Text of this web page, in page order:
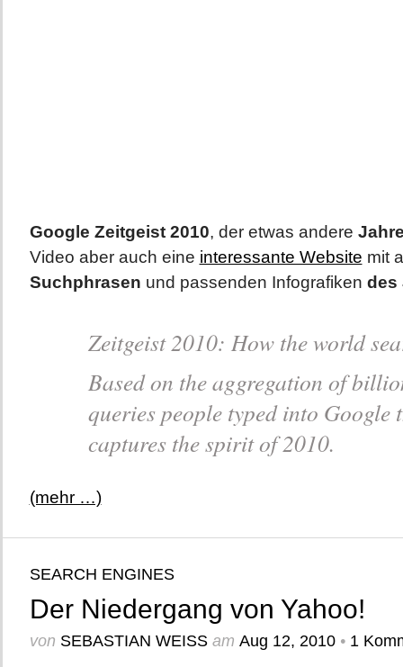
Google Zeitgeist 2010, der etwas andere
Video aber auch eine interessante Website mit
Suchphrasen und passenden Infografiken des
Zeitgeist 2010: How the world
Based on the aggregation of
queries people typed into Google
captures the spirit of 2010.
(mehr …)
SEARCH ENGINES
Der Niedergang von Yahoo!
von SEBASTIAN WEISSam Aug 12, 2010 • 1